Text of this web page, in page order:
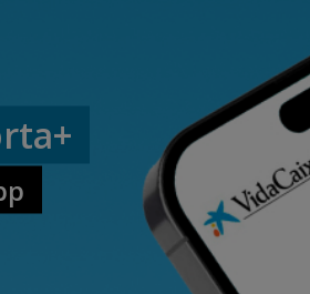
pensiones de la
toda la información
del Plan de la